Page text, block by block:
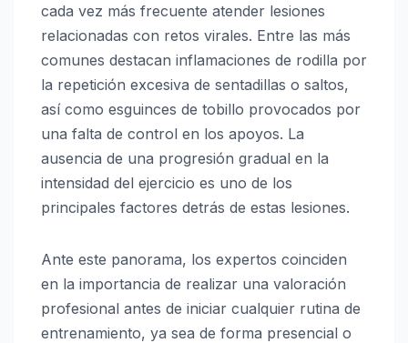
cada vez más frecuente atender lesiones
relacionadas con retos virales. Entre las más
comunes destacan inflamaciones de rodilla por
la repetición excesiva de sentadillas o saltos,
así como esguinces de tobillo provocados por
una falta de control en los apoyos. La
ausencia de una progresión gradual en la
intensidad del ejercicio es uno de los
principales factores detrás de estas lesiones.
Ante este panorama, los expertos coinciden
en la importancia de realizar una valoración
profesional antes de iniciar cualquier rutina de
entrenamiento, ya sea de forma presencial o